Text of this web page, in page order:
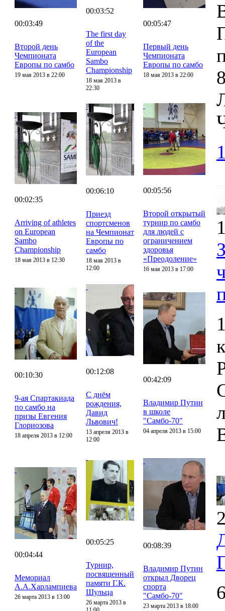
00:03:49
Второй день
Чемпионата
Европы по самбо
19 мая 2013 в 22:00
00:03:52
The first day
of the
European
Sambo
Championship
18 мая 2013 в
22:30
00:05:47
Первый день
Чемпионата
Европы по самбо
18 мая 2013 в 22:00
00:02:35
Arriving of athletes
on European
Sambo
Championship
18 мая 2013 в 12:30
00:06:10
Приезд
спортсменов
на Чемпионат
Европы по
самбо
18 мая 2013 в
12:00
00:05:56
Второй открытый
турнир по самбо
для людей с
ограничением
здоровья
«Преодоление»
16 мая 2013 в 17:00
00:10:30
9-ая Спартакиада
по самбо на
призы Евгения
Глориозова
18 апреля 2013 в 12:00
00:12:08
С днём
рождения,
Давид
Львович!
13 апреля 2013 в
12:00
00:42:09
Владимир Путин
в школе
"Самбо-70"
04 апреля 2013 в 15:00
00:04:44
Мемориал
А.А.Харлампиева
26 марта 2013 в 13:00
00:05:25
Турнир,
посвященный
памяти Г.К.
Шульца
26 марта 2013 в
00:08:39
Владимир Путин
открыл Дворец
спорта
"Самбо-70"
23 марта 2013 в 18:00